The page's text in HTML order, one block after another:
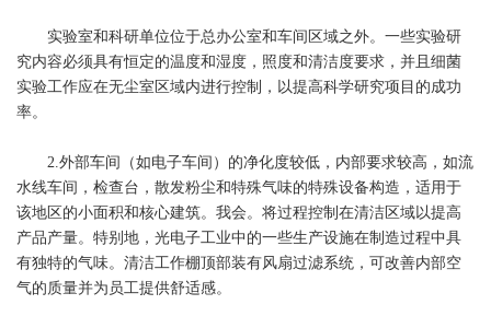
实验室和科研单位位于总办公室和车间区域之外。一些实验研
究内容必须具有恒定的温度和湿度，照度和清洁度要求，并且细菌
实验工作应在无尘室区域内进行控制，以提高科学研究项目的成功
率。
2.外部车间（如电子车间）的净化度较低，内部要求较高，如流
水线车间，检查台，散发粉尘和特殊气味的特殊设备构造，适用于
该地区的小面积和核心建筑。我会。将过程控制在清洁区域以提高
产品产量。特别地，光电子工业中的一些生产设施在制造过程中具
有独特的气味。清洁工作棚顶部装有风扇过滤系统，可改善内部空
气的质量并为员工提供舒适感。